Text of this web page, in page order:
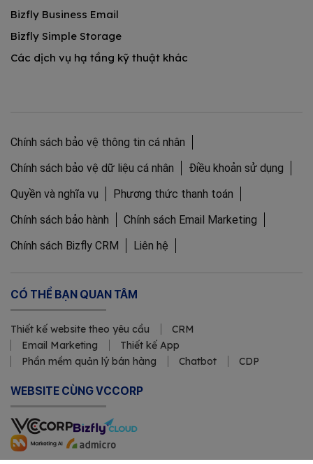
Bizfly Business Email
Bizfly Simple Storage
Các dịch vụ hạ tầng kỹ thuật khác
Chính sách bảo vệ thông tin cá nhân
Chính sách bảo vệ dữ liệu cá nhân
Điều khoản sử dụng
Quyền và nghĩa vụ
Phương thức thanh toán
Chính sách bảo hành
Chính sách Email Marketing
Chính sách Bizfly CRM
Liên hệ
CÓ THỂ BẠN QUAN TÂM
Thiết kế website theo yêu cầu
CRM
Email Marketing
Thiết kế App
Phần mềm quản lý bán hàng
Chatbot CDP
WEBSITE CÙNG VCCORP